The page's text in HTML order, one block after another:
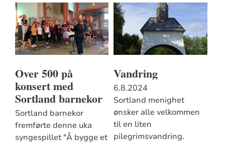
Over 500 på
konsert med
Sortland barnekor
Sortland barnekor
fremførte denne uka
syngespillet "Å bygge et
Vandring
6.8.2024
Sortland menighet
ønsker alle velkommen
til en liten
pilegrimsvandring.